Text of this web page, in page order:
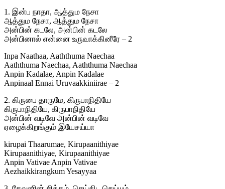
1. இன்ப நாதா, ஆத்தும நேசா
ஆத்தும நேசா, ஆத்தும நேசா
அன்பின் கடலே, அன்பின் கடலே
அன்பினால் என்னை உருவாக்கினீரே – 2
Inpa Naathaa, Aaththuma Naechaa
Aaththuma Naechaa, Aaththuma Naechaa
Anpin Kadalae, Anpin Kadalae
Anpinaal Ennai Uruvaakkiniirae – 2
2. கிருபை தாருமே, கிருபாநிதியே
கிருபாநிதியே, கிருபாநிதியே
அன்பின் வடிவே அன்பின் வடிவே
ஏழைக்கிறங்கும் இயேசய்யா
kirupai Thaarumae, Kirupaanithiyae
Kirupaanithiyae, Kirupaanithiyae
Anpin Vativae Anpin Vativae
Aezhaikkirangkum Yesayyaa